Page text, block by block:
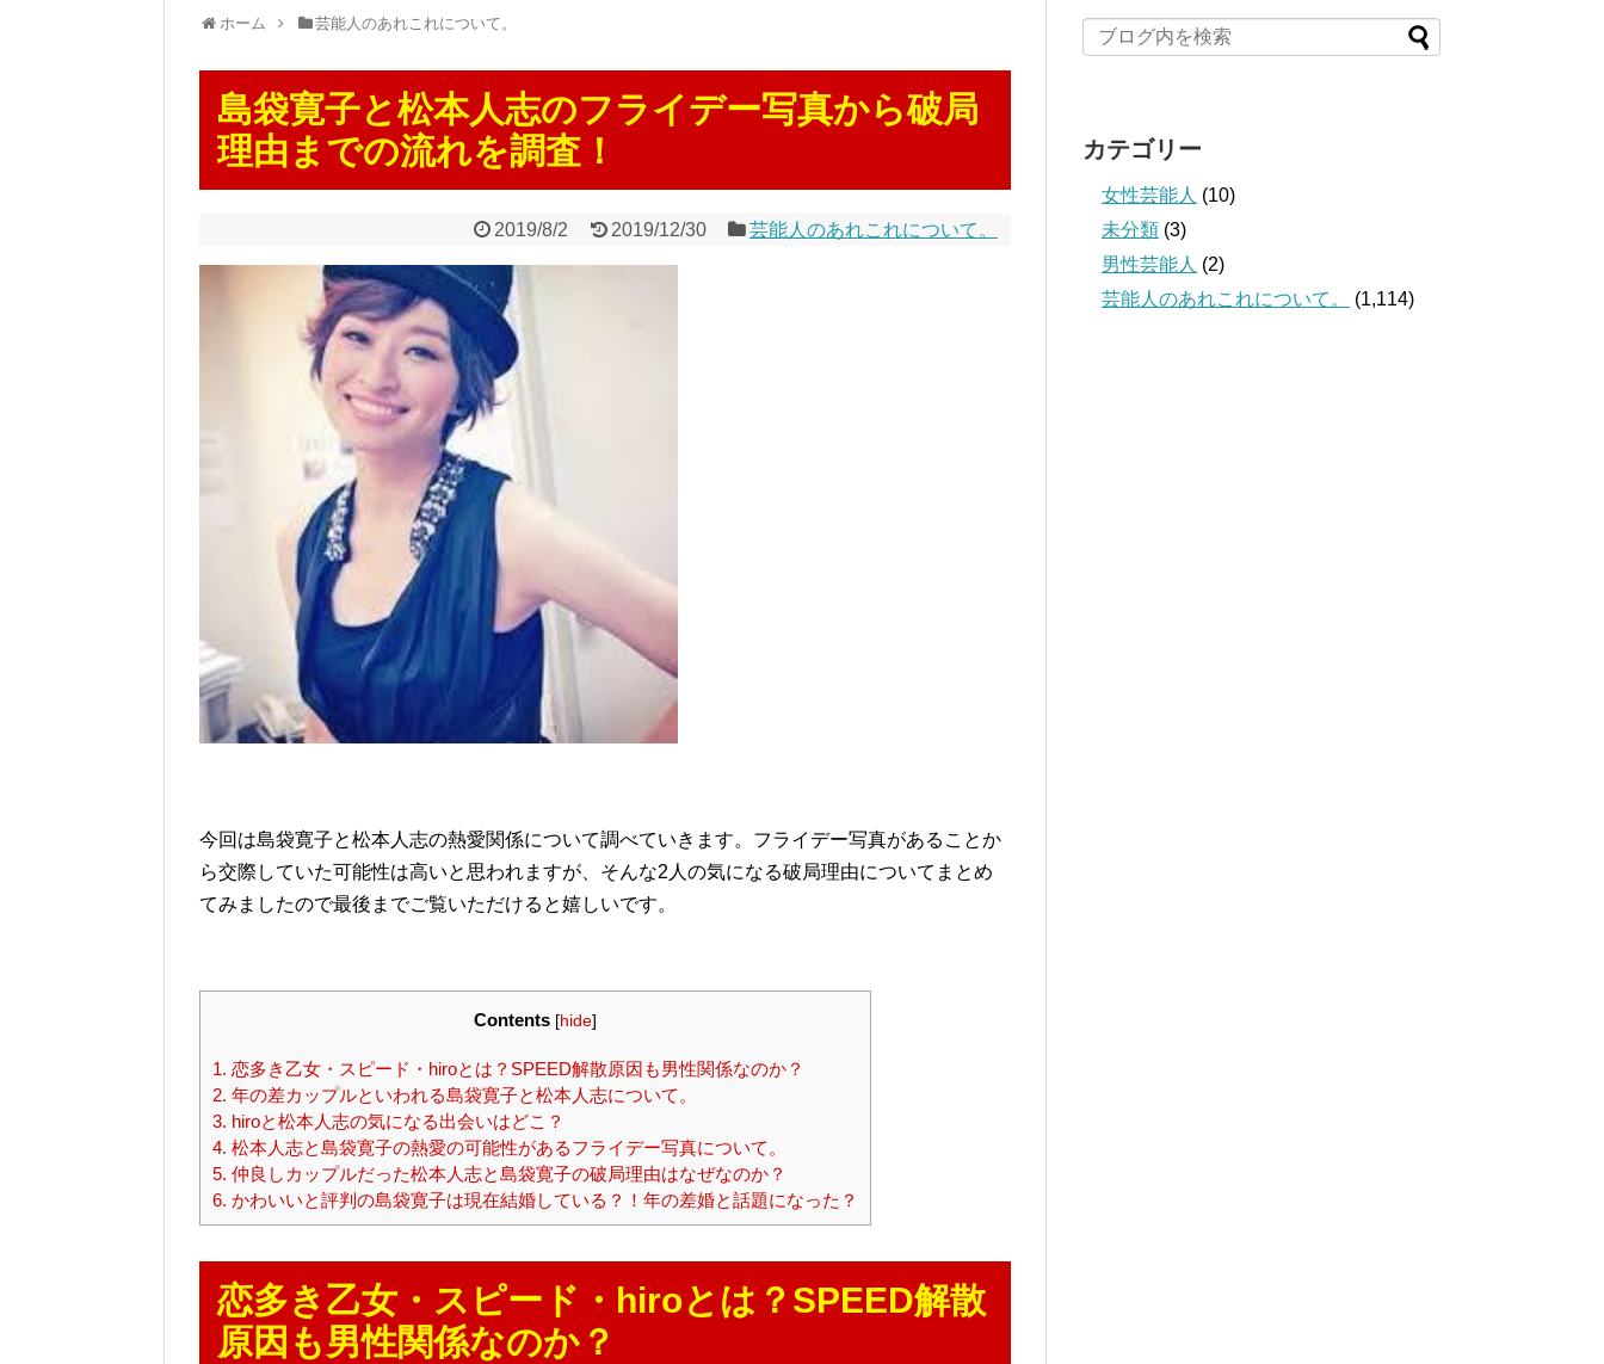
ホーム 芸能人のあれこれについて。
島袋寛子と松本人志のフライデー写真から破局
理由までの流れを調査！
2019/8/2 2019/12/30 芸能人のあれこれについて。
今回は島袋寛子と松本人志の熱愛関係について調べていきます。フライデー写真があることか
ら交際していた可能性は高いと思われますが、そんな2人の気になる破局理由についてまとめ
てみましたので最後までご覧いただけると嬉しいです。
Contents [hide]
1. 恋多き乙女・スピード・hiroとは？SPEED解散原因も男性関係なのか？
2. 年の差カップルといわれる島袋寛子と松本人志について。
3. hiroと松本人志の気になる出会いはどこ？
4. 松本人志と島袋寛子の熱愛の可能性があるフライデー写真について。
5. 仲良しカップルだった松本人志と島袋寛子の破局理由はなぜなのか？
6. かわいいと評判の島袋寛子は現在結婚している？！年の差婚と話題になった？
恋多き乙女・スピード・hiroとは？SPEED解散
原因も男性関係なのか？
カテゴリー
女性芸能人 (10)
未分類 (3)
男性芸能人 (2)
芸能人のあれこれについて。
(1,114)